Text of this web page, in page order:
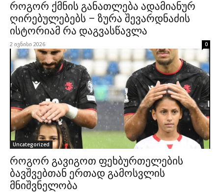
როგორ ქმნის განათლება ადამიანურ
ღირებულებებს – ზურა შევარდნაძის
ისტორიამ რა დაგვასწავლა
2 ივნისი 2026 0
Uncategorized
როგორ გავიგოთ ფეხბურთელების
ბავშვებთან ერთად გამოსვლის
მნიშვნელობა